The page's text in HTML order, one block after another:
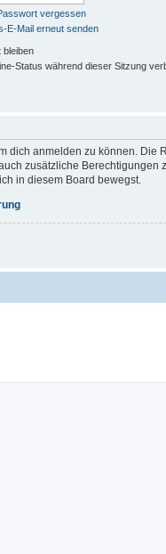
vergessen
E-Mail erneut senden
bleiben
Status während dieser Sitzung
dich anmelden zu können.
zusätzliche
in diesem Board bewegst.